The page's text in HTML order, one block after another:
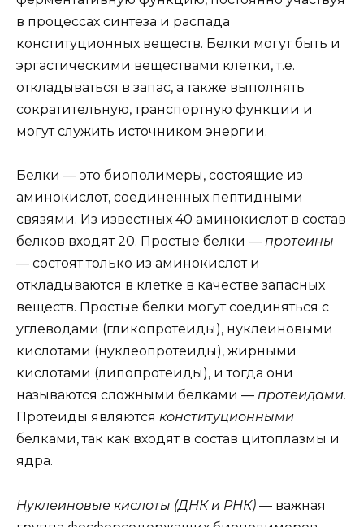
в процессах синтеза и распада
конституционных веществ. Белки могут быть и
эргастическими веществами клетки, т.е.
откладываться в запас, а также выполнять
сократительную, транспортную функции и
могут служить источником энергии.
Белки — это биополимеры, состоящие из
аминокислот, соединенных пептидными
связями. Из известных 40 аминокислот в состав
белков входят 20. Простые белки — протеины
— состоят только из аминокислот и
откладываются в клетке в качестве запасных
веществ. Простые белки могут соединяться с
углеводами (гликопротеиды), нуклеиновыми
кислотами (нуклеопротеиды), жирными
кислотами (липопротеиды), и тогда они
называются сложными белками — протеидами.
Протеиды являются конституционными
белками, так как входят в состав цитоплазмы и
ядра.
Нуклеиновые кислоты (ДНК и РНК) — важная